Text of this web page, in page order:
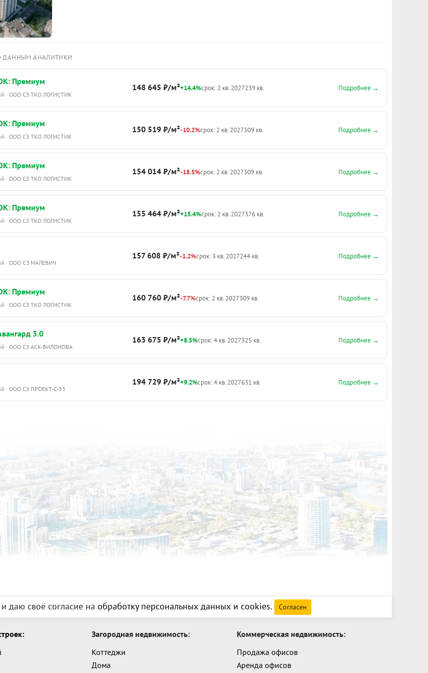
ДАННЫМ АНАЛИТИКИ
Премиум
· ООО СЗ ТКО ЛОГИСТИК
148 645 ₽/м²+14.4%срок: 2 кв. 2027239 кв. Подробнее →
Премиум
· ООО СЗ ТКО ЛОГИСТИК
150 519 ₽/м²-10.2%срок: 2 кв. 2027309 кв. Подробнее →
Премиум
· ООО СЗ ТКО ЛОГИСТИК
154 014 ₽/м²-18.5%срок: 2 кв. 2027309 кв. Подробнее →
Премиум
· ООО СЗ ТКО ЛОГИСТИК
155 464 ₽/м²+15.4%срок: 2 кв. 2027376 кв. Подробнее →
· ООО СЗ МАЛЕВИЧ
157 608 ₽/м²-1.2%срок: 3 кв. 2027244 кв. Подробнее →
Премиум
· ООО СЗ ТКО ЛОГИСТИК
160 760 ₽/м²-7.7%срок: 2 кв. 2027309 кв. Подробнее →
3.0
· ООО СЗ АСК-ВИЛОНОВА
163 675 ₽/м²+8.5%срок: 4 кв. 2027325 кв. Подробнее →
· ООО СЗ ПРОЕКТ-С-33
194 729 ₽/м²+9.2%срок: 4 кв. 2027631 кв. Подробнее →
даю своё согласие на обработку персональных данных и cookies. Согласен
Загородная недвижимость:
Коттеджи
Дома
Коммерческая недвижимость:
Продажа офисов
Аренда офисов